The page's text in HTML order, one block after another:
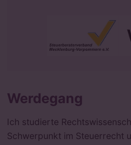
Werdegang
Ich studierte
Schwerpunkt im Steuerrecht